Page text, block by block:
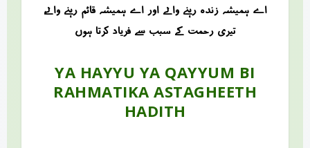
اے ہمیشہ زندہ رہنے والے اور اے ہمیشہ قائم رہنے والے،
تیری رحمت کے سبب سے فریاد کرتا ہوں
YA HAYYU YA QAYYUM BI
RAHMATIKA ASTAGHEETH
HADITH​